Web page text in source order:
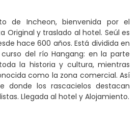
de Incheon, bienvenida por el
Original y traslado al hotel. Seúl es
hace 600 años. Está dividida en
del río Hangang: en la parte
la historia y cultura, mientras
como la zona comercial. Así
donde los rascacielos destacan
Llegada al hotel y Alojamiento.